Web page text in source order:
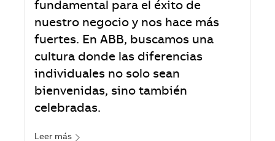
fundamental para el éxito de
nuestro negocio y nos hace más
fuertes. En ABB, buscamos una
cultura donde las diferencias
individuales no solo sean
bienvenidas, sino también
celebradas.
Leer más